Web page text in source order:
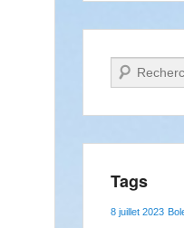
Recherche
Tags
8 juillet 2023